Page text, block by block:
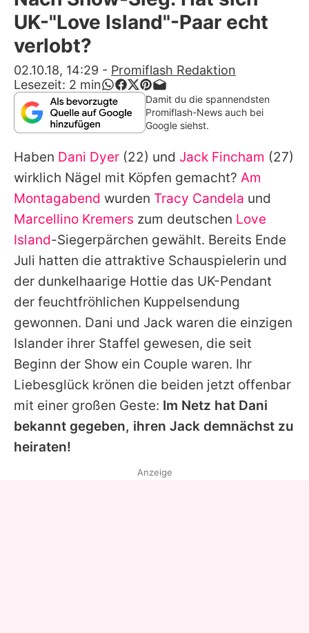
Alle Themen auf Promiflash
App runterladen
Team
Redaktionelle Richtlinien
Impressum
Datenschutzerklärung
Nutzungsbedingungen
Utiq verwalten
UK-"Love Island"-Paar echt
verlobt?
02.10.18, 14:29 - Promiflash Redaktion
Lesezeit: 2 min
Damit du die spannendsten
Promiflash-News auch bei
Google siehst.
Haben Dani Dyer (22) und Jack Fincham (27)
wirklich Nägel mit Köpfen gemacht? Am
Montagabend wurden Tracy Candela und
Marcellino Kremers zum deutschen Love
Island-Siegerpärchen gewählt. Bereits Ende
Juli hatten die attraktive Schauspielerin und
der dunkelhaarige Hottie das UK-Pendant
der feuchtfröhlichen Kuppelsendung
gewonnen. Dani und Jack waren die einzigen
Islander ihrer Staffel gewesen, die seit
Beginn der Show ein Couple waren. Ihr
Liebesglück krönen die beiden jetzt offenbar
mit einer großen Geste: Im Netz hat Dani
bekannt gegeben, ihren Jack demnächst zu
heiraten!
Anzeige